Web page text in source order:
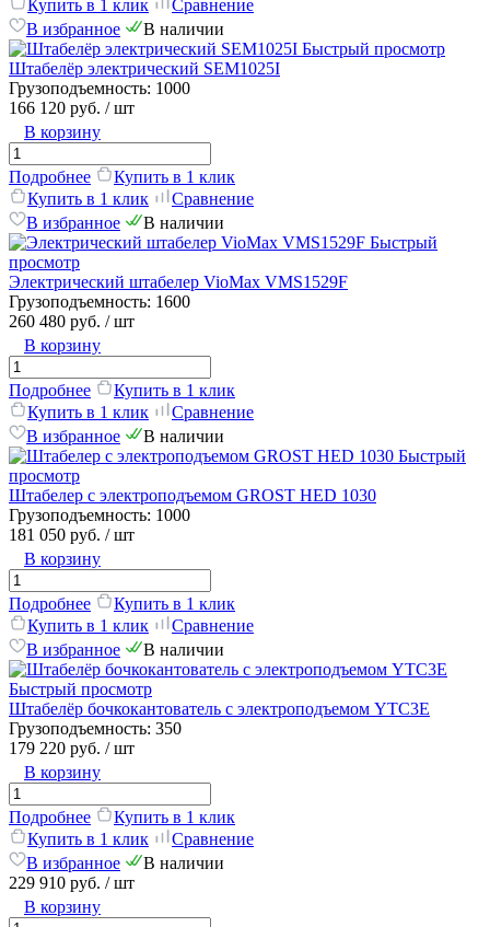
Купить в 1 клик
Сравнение
В избранное
В наличии
Быстрый просмотр
Штабелёр электрический SEM1025I
Грузоподъемность: 1000
166 120 руб. / шт
В корзину
Подробнее
Купить в 1 клик
Купить в 1 клик
Сравнение
В избранное
В наличии
Быстрый
просмотр
Электрический штабелер VioMax VMS1529F
Грузоподъемность: 1600
260 480 руб. / шт
В корзину
Подробнее
Купить в 1 клик
Купить в 1 клик
Сравнение
В избранное
В наличии
Быстрый
просмотр
Штабелер с электроподъемом GROST HED 1030
Грузоподъемность: 1000
181 050 руб. / шт
В корзину
Подробнее
Купить в 1 клик
Купить в 1 клик
Сравнение
В избранное
В наличии
Быстрый просмотр
Штабелёр бочкокантователь с электроподъемом YTC3E
Грузоподъемность: 350
179 220 руб. / шт
В корзину
Подробнее
Купить в 1 клик
Купить в 1 клик
Сравнение
В избранное
В наличии
229 910 руб. / шт
В корзину